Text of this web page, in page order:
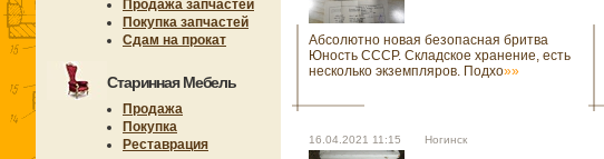
Продажа запчастей
Покупка запчастей
Сдам на прокат
Старинная Мебель
Продажа
Покупка
Реставрация
Абсолютно новая безопасная бритва
Юность СССР. Складское хранение, есть
несколько экземпляров. Подхо»»
16.04.2021 11:15 Ногинск